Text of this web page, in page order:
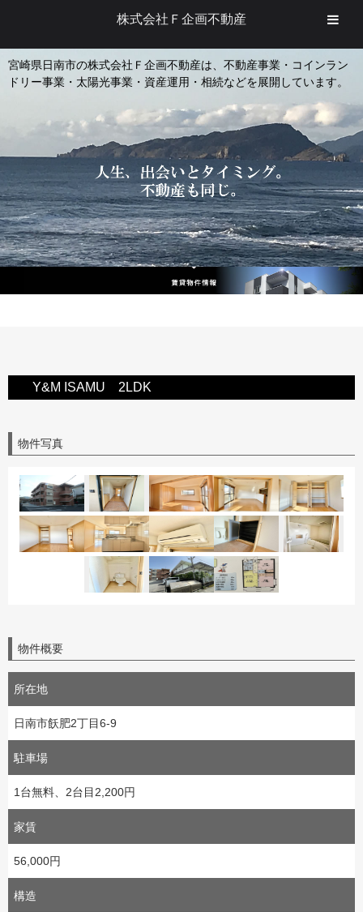
宮崎県日南市の株式会社Ｆ企画不動産は、不動産事業・コインラン
ドリー事業・太陽光事業・資産運用・相続などを展開しています。
Y&M ISAMU 2LDK
物件写真
物件概要
所在地
日南市飫肥2丁目6-9
駐車場
1台無料、2台目2,200円
家賃
56,000円
構造
株式会社Ｆ企画不動産